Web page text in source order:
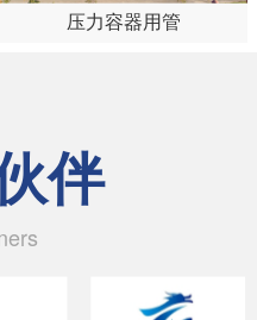
压力容器用管
伴